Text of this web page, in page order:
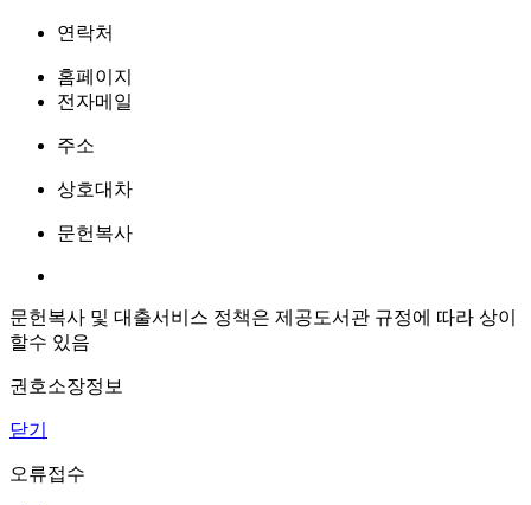
연락처
홈페이지
전자메일
주소
상호대차
문헌복사
문헌복사 및 대출서비스 정책은 제공도서관 규정에 따라 상이
할수 있음
권호소장정보
닫기
오류접수